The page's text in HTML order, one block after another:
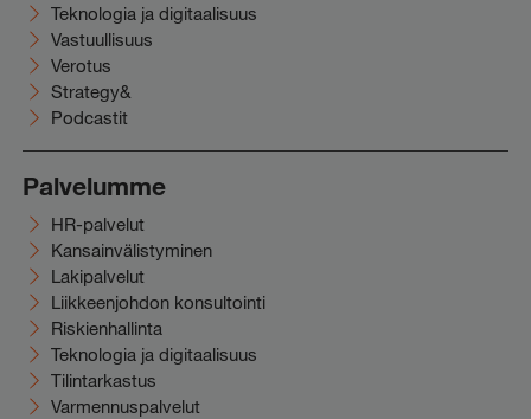
Teknologia ja digitaalisuus
Vastuullisuus
Verotus
Strategy&
Podcastit
Palvelumme
HR-palvelut
Kansainvälistyminen
Lakipalvelut
Liikkeenjohdon konsultointi
Riskienhallinta
Teknologia ja digitaalisuus
Tilintarkastus
Varmennuspalvelut